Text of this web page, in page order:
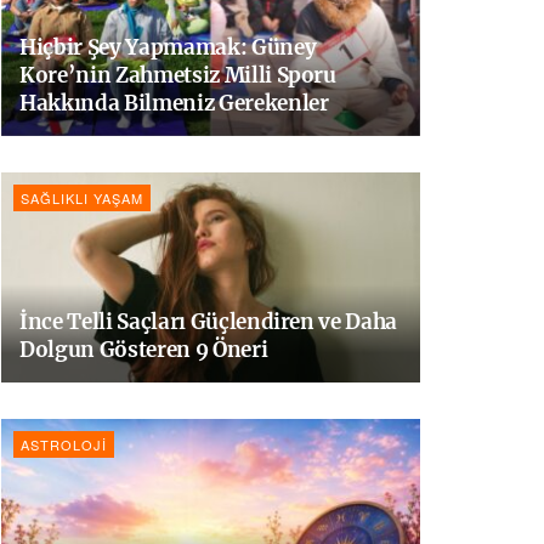
Hiçbir Şey Yapmamak: Güney
Kore’nin Zahmetsiz Milli Sporu
Hakkında Bilmeniz Gerekenler
SAĞLIKLI YAŞAM
İnce Telli Saçları Güçlendiren ve Daha
Dolgun Gösteren 9 Öneri
ASTROLOJI